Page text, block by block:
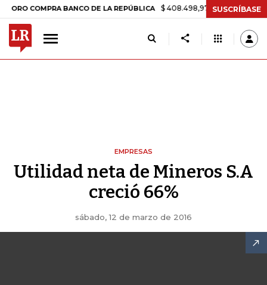
COMPRA BANCO DE LA REPÚBLICA $ 408.498,97 +$ 8.753,81 +2,19%
SUSCRÍBASE
EMPRESAS
Utilidad neta de Mineros S.A
creció 66%
sábado, 12 de marzo de 2016